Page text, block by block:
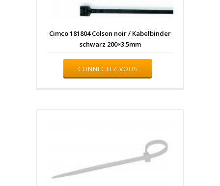
Cimco 181804 Colson noir / Kabelbinder
schwarz 200×3.5mm
CONNECTEZ VOUS